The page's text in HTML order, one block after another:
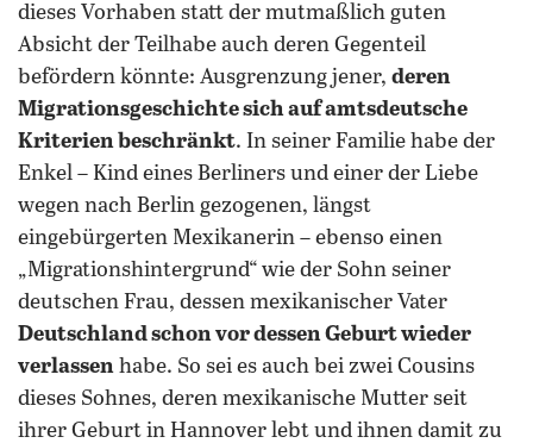
dieses Vorhaben statt der mutmaßlich guten
Absicht der Teilhabe auch deren Gegenteil
befördern könnte: Ausgrenzung jener, deren
Migrationsgeschichte sich auf amtsdeutsche
Kriterien beschränkt. In seiner Familie habe der
Enkel – Kind eines Berliners und einer der Liebe
wegen nach Berlin gezogenen, längst
eingebürgerten Mexikanerin – ebenso einen
„Migrationshintergrund“ wie der Sohn seiner
deutschen Frau, dessen mexikanischer Vater
Deutschland schon vor dessen Geburt wieder
verlassen habe. So sei es auch bei zwei Cousins
dieses Sohnes, deren mexikanische Mutter seit
ihrer Geburt in Hannover lebt und ihnen damit zu